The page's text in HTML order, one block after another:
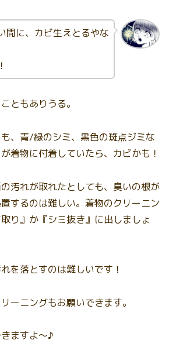
間に、カビ生えとるやな
ともありうる。
、青/緑のシミ、黒色の斑点ジミな
着物に付着していたら、カビかも！
汚れが取れたとしても、臭いの根が
するのは難しい。着物のクリーニン
り』か『シミ抜き』に出しましょ
を落とすのは難しいです！
ーニングもお願いできます。
ますよ～♪